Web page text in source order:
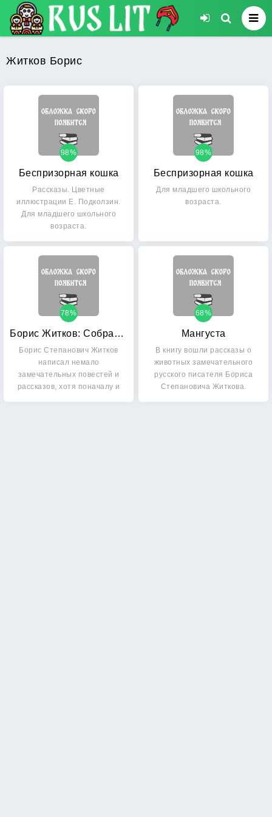
Житков Борис
Беспризорная кошка
98%
Рассказы. Цветные
иллюстрации Е. Подколзин.
Для младшего школьного
возраста.
Беспризорная кошка
98%
Для младшего школьного
возраста.
Борис Житков: Собрание сочинений (количество томов: 4)
78%
Борис Степанович Житков
написал немало
замечательных повестей и
рассказов, хотя поначалу и
Мангуста
68%
В книгу вошли рассказы о
животных замечательного
русского писателя Бориса
Степановича Житкова.